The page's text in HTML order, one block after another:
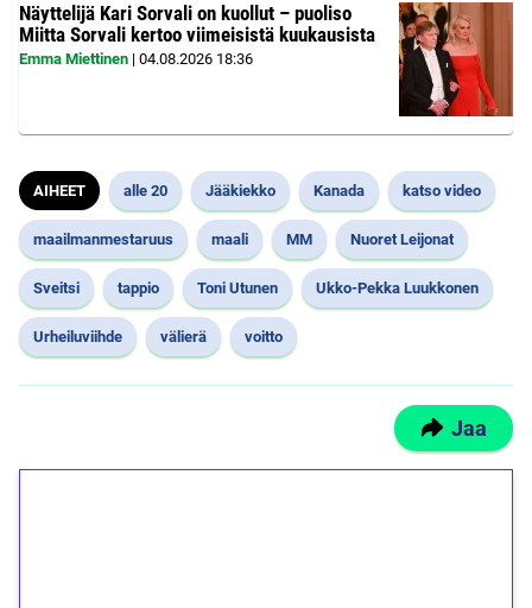
Näyttelijä Kari Sorvali on kuollut – puoliso
Miitta Sorvali kertoo viimeisistä kuukausista
Emma Miettinen | 04.08.2026 18:36
AIHEET alle 20 Jääkiekko Kanada katso video
maailmanmestaruus maali MM Nuoret Leijonat
Sveitsi tappio Toni Utunen Ukko-Pekka Luukkonen
Urheiluviihde välierä voitto
Jaa